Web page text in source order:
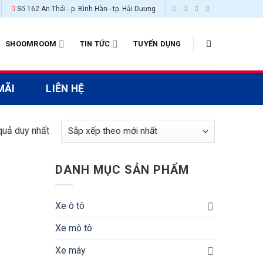
Số 162 An Thái - p. Bình Hàn - tp. Hải Dương
SHOOMROOM TIN TỨC TUYỂN DỤNG
LIÊN HỆ
duy nhất
DANH MỤC SẢN PHẨM
Xe ô tô
Xe mô tô
Xe máy